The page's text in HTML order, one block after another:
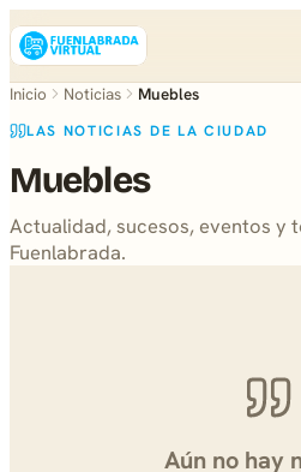
Inicio Noticias Muebles
LAS NOTICIAS DE LA CIUDAD
Muebles
Actualidad, sucesos, eventos y
Fuenlabrada.
Aún no hay